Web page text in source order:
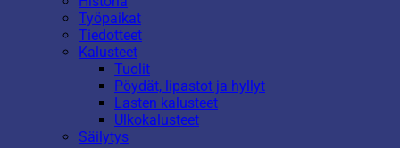
Työpaikat
Tiedotteet
Kalusteet
Tuolit
Pöydät, lipastot ja hyllyt
Lasten kalusteet
Ulkokalusteet
Säilytys